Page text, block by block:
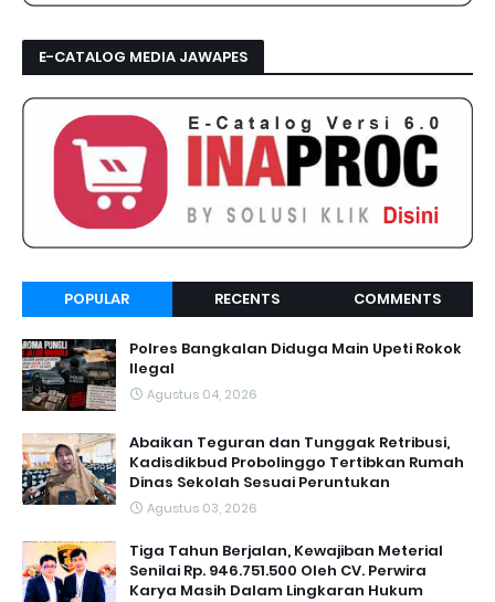
E-CATALOG MEDIA JAWAPES
POPULAR RECENTS COMMENTS
Polres Bangkalan Diduga Main Upeti Rokok
Ilegal
Agustus 04, 2026
Abaikan Teguran dan Tunggak Retribusi,
Kadisdikbud Probolinggo Tertibkan Rumah
Dinas Sekolah Sesuai Peruntukan
Agustus 03, 2026
Tiga Tahun Berjalan, Kewajiban Meterial
Senilai Rp. 946.751.500 Oleh CV. Perwira
Karya Masih Dalam Lingkaran Hukum